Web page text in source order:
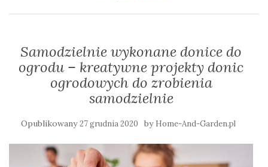
Samodzielnie wykonane donice do
ogrodu – kreatywne projekty donic
ogrodowych do zrobienia
samodzielnie
Opublikowany27 grudnia 2020 by Home-And-Garden.pl